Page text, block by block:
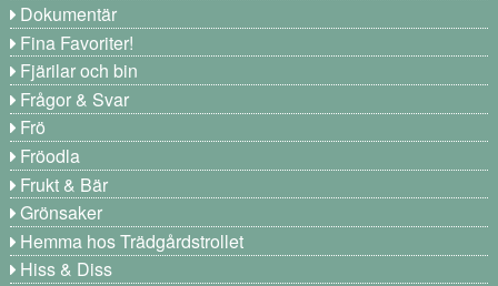
Dokumentär
Fina Favoriter!
Fjärilar och bin
Frågor & Svar
Frö
Fröodla
Frukt & Bär
Grönsaker
Hemma hos Trädgårdstrollet
Hiss & Diss